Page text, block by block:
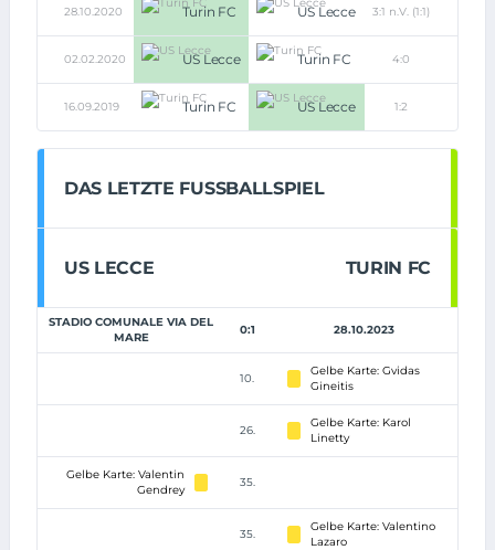
28.10.2020 Turin FC US Lecce 3:1 n.V. (1:1)
02.02.2020 US Lecce Turin FC 4:0
16.09.2019 Turin FC US Lecce 1:2
DAS LETZTE FUSSBALLSPIEL
US LECCE TURIN FC
STADIO COMUNALE VIA DEL
MARE
0:1 28.10.2023
10.
Gelbe Karte: Gvidas
Gineitis
26.
Gelbe Karte: Karol
Linetty
Gelbe Karte: Valentin
Gendrey
35.
35.
Gelbe Karte: Valentino
Lazaro